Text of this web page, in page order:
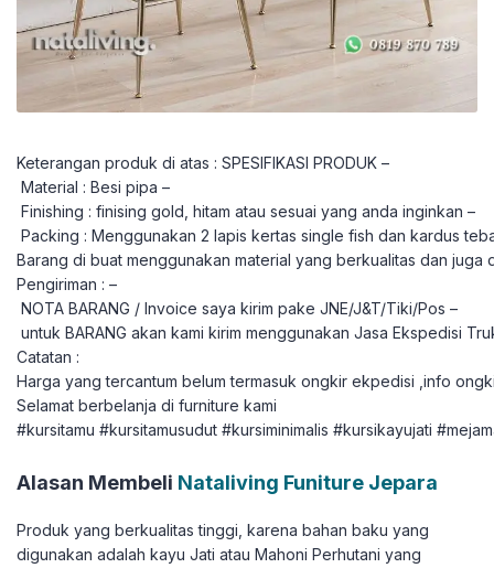
Keterangan produk di atas : SPESIFIKASI PRODUK –
Material : Besi pipa –
Finishing : finising gold, hitam atau sesuai yang anda inginkan –
Packing : Menggunakan 2 lapis kertas single fish dan kardus
Barang di buat menggunakan material yang berkualitas dan
Pengiriman : –
NOTA BARANG / Invoice saya kirim pake JNE/J&T/Tiki/Pos –
untuk BARANG akan kami kirim menggunakan Jasa Ekspedisi
Catatan :
Harga yang tercantum belum termasuk ongkir ekpedisi ,info
Selamat berbelanja di furniture kami
#kursitamu #kursitamusudut #kursiminimalis #kursikayujati
Alasan Membeli Nataliving Funiture Jepara
Produk yang berkualitas tinggi, karena bahan baku yang
digunakan adalah kayu Jati atau Mahoni Perhutani yang